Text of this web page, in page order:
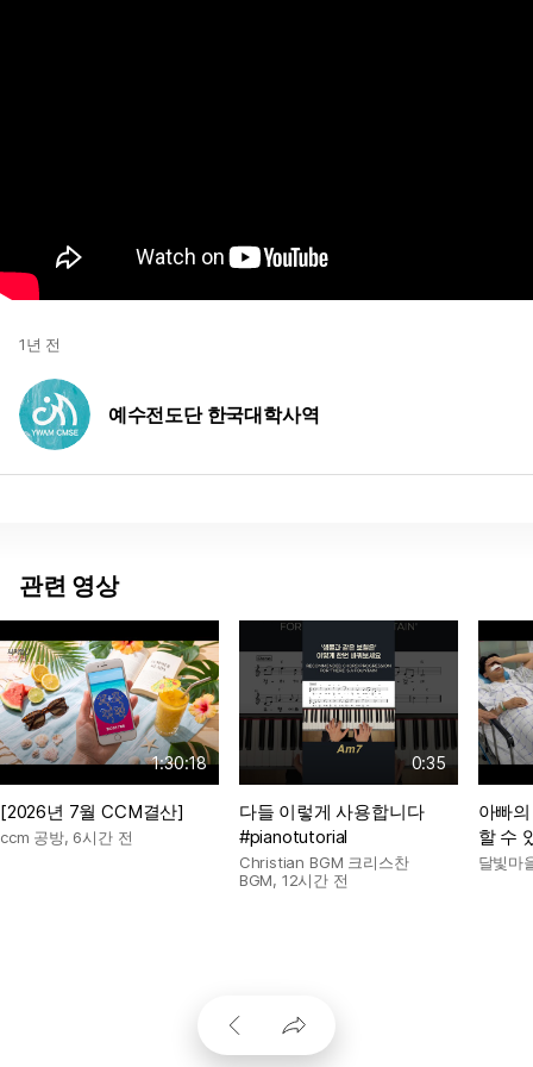
1년 전
예수전도단 한국대학사역
관련 영상
1:30:18
[2026년 7월 CCM결산]
ccm 공방, 6시간 전
0:35
다들 이렇게 사용합니다
#pianotutorial
Christian BGM 크리스찬
BGM, 12시간 전
아빠
할 수
달빛마